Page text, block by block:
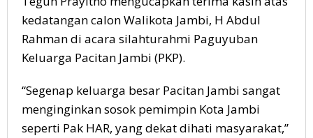
kedatangan calon Walikota Jambi, H Abdul
Rahman di acara silahturahmi Paguyuban
Keluarga Pacitan Jambi (PKP).
“Segenap keluarga besar Pacitan Jambi sangat
menginginkan sosok pemimpin Kota Jambi
seperti Pak HAR, yang dekat dihati masyarakat,”